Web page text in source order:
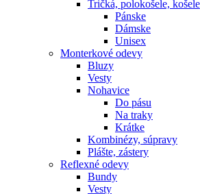
Tričká, polokošele, košele
Pánske
Dámske
Unisex
Monterkové odevy
Bluzy
Vesty
Nohavice
Do pásu
Na traky
Krátke
Kombinézy, súpravy
Plášte, zástery
Reflexné odevy
Bundy
Vesty